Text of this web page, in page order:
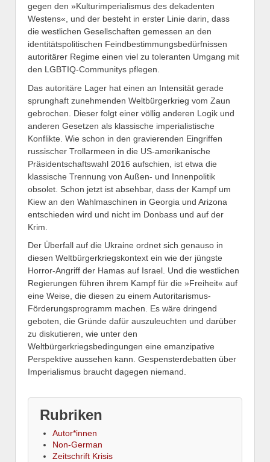
gegen den »Kulturimperialismus des dekadenten
Westens«, und der besteht in erster Linie darin, dass
die westlichen Gesellschaften gemessen an den
identitätspolitischen Feindbestimmungsbedürfnissen
autoritärer Regime einen viel zu toleranten Umgang mit
den LGBTIQ-Communitys pflegen.
Das autoritäre Lager hat einen an Intensität gerade
sprunghaft zunehmenden Weltbürgerkrieg vom Zaun
gebrochen. Dieser folgt einer völlig anderen Logik und
anderen Gesetzen als klassische imperialistische
Konflikte. Wie schon in den gravierenden Eingriffen
russischer Trollarmeen in die US-amerikanische
Präsidentschaftswahl 2016 aufschien, ist etwa die
klassische Trennung von Außen- und Innenpolitik
obsolet. Schon jetzt ist absehbar, dass der Kampf um
Kiew an den Wahlmaschinen in Georgia und Arizona
entschieden wird und nicht im Donbass und auf der
Krim.
Der Überfall auf die Ukraine ordnet sich genauso in
diesen Weltbürgerkriegskontext ein wie der jüngste
Horror-Angriff der Hamas auf Israel. Und die westlichen
Regierungen führen ihrem Kampf für die »Freiheit« auf
eine Weise, die diesen zu einem Autoritarismus-
Förderungsprogramm machen. Es wäre dringend
geboten, die Gründe dafür auszuleuchten und darüber
zu diskutieren, wie unter den
Weltbürgerkriegsbedingungen eine emanzipative
Perspektive aussehen kann. Gespensterdebatten über
Imperialismus braucht dagegen niemand.
Rubriken
Autor*innen
Non-German
Zeitschrift Krisis